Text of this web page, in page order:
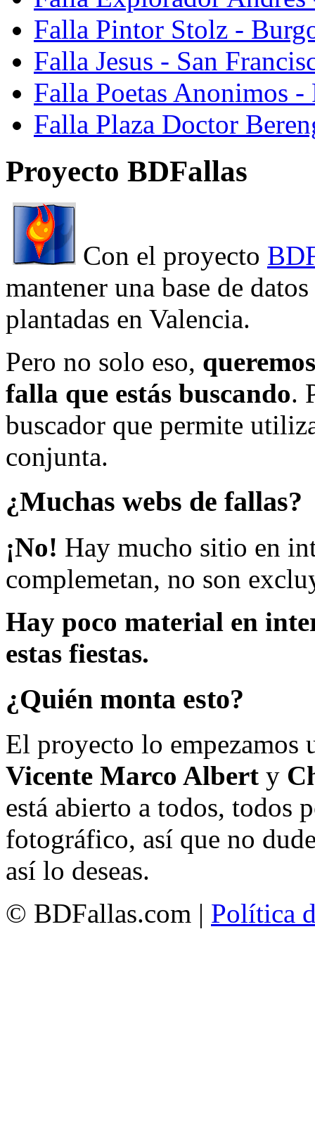
Falla Pintor Stolz -
Falla Jesus - San
Falla Poetas Anonimos
Falla Plaza Doctor
Proyecto BDFallas
Con el proyecto
mantener una base de
plantadas en Valencia.
Pero no solo eso,
falla que estás buscando.
buscador que permite
conjunta.
¿Muchas webs de fallas?
¡No! Hay mucho sitio en
complemetan, no son
Hay poco material en
estas fiestas.
¿Quién monta esto?
El proyecto lo empezamos
Vicente Marco Albert y
está abierto a todos, todos
fotográfico, así que no
así lo deseas.
© BDFallas.com | Política